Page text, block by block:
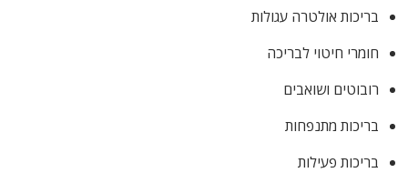
בריכות אולטרה עגולות
חומרי חיטוי לבריכה
רובוטים ושואבים
בריכות מתנפחות
בריכות פעילות